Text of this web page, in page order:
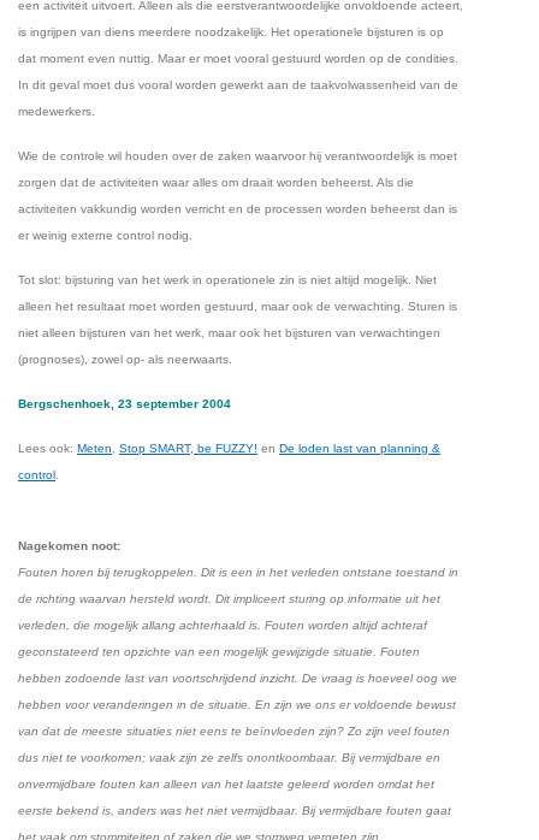
een activiteit uitvoert. Alleen als die eerstverantwoordelijke onvoldoende acteert,
is ingrijpen van diens meerdere noodzakelijk. Het operationele bijsturen is op
dat moment even nuttig. Maar er moet vooral gestuurd worden op de condities.
In dit geval moet dus vooral worden gewerkt aan de taakvolwassenheid van de
medewerkers.
Wie de controle wil houden over de zaken waarvoor hij verantwoordelijk is moet
zorgen dat de activiteiten waar alles om draait worden beheerst. Als die
activiteiten vakkundig worden verricht en de processen worden beheerst dan is
er weinig externe control nodig.
Tot slot: bijsturing van het werk in operationele zin is niet altijd mogelijk. Niet
alleen het resultaat moet worden gestuurd, maar ook de verwachting. Sturen is
niet alleen bijsturen van het werk, maar ook het bijsturen van verwachtingen
(prognoses), zowel op- als neerwaarts.
Bergschenhoek, 23 september 2004
Lees ook: Meten, Stop SMART, be FUZZY! en De loden last van planning &
control.
Nagekomen noot:
Fouten horen bij terugkoppelen. Dit is een in het verleden ontstane toestand in
de richting waarvan hersteld wordt. Dit impliceert sturing op informatie uit het
verleden, die mogelijk allang achterhaald is. Fouten worden altijd achteraf
geconstateerd ten opzichte van een mogelijk gewijzigde situatie. Fouten
hebben zodoende last van voortschrijdend inzicht. De vraag is hoeveel oog we
hebben voor veranderingen in de situatie. En zijn we ons er voldoende bewust
van dat de meeste situaties niet eens te beïnvloeden zijn? Zo zijn veel fouten
dus niet te voorkomen; vaak zijn ze zelfs onontkoombaar. Bij vermijdbare en
onvermijdbare fouten kan alleen van het laatste geleerd worden omdat het
eerste bekend is, anders was het niet vermijdbaar. Bij vermijdbare fouten gaat
het vaak om stommiteiten of zaken die we stomweg vergeten zijn.